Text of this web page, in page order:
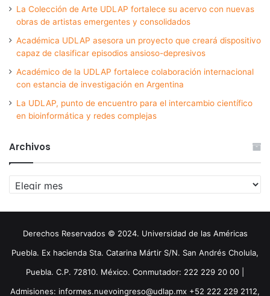
La Colección de Arte UDLAP fortalece su acervo con nuevas
obras de artistas emergentes y consolidados
Académica UDLAP asesora un proyecto que creará dispositivo
capaz de clasificar episodios ansioso-depresivos
Académico de la UDLAP fortalece colaboración internacional
con estancia de investigación en Argentina
La UDLAP, punto de encuentro para el intercambio científico
en bioinformática y redes complejas
Archivos
Archivos
Derechos Reservados © 2024. Universidad de las Américas
Puebla. Ex hacienda Sta. Catarina Mártir S/N. San Andrés Cholula,
Puebla. C.P. 72810. México. Conmutador: 222 229 20 00 |
Admisiones: informes.nuevoingreso@udlap.mx +52 222 229 2112,